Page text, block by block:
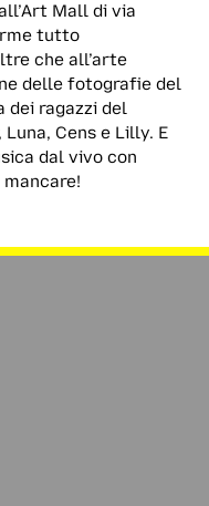
Mall di via
tutto
che all’arte
delle fotografie del
dei ragazzi del
Cens e Lilly. E
dal vivo con
mancare!